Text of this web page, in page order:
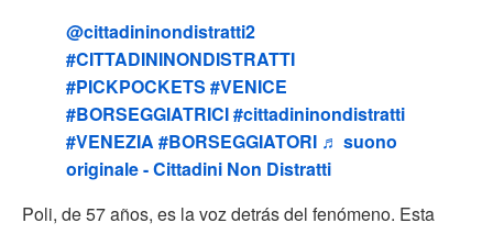
@cittadininondistratti2
#CITTADININONDISTRATTI
#PICKPOCKETS #VENICE
#BORSEGGIATRICI#cittadininondistratti
#VENEZIA #BORSEGGIATORI ♬ suono
originale - Cittadini Non Distratti
Poli, de 57 años, es la voz detrás del fenómeno. Esta